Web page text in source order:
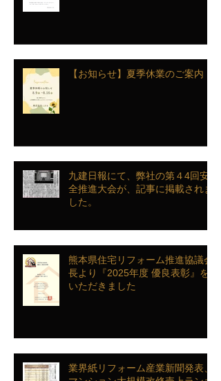
【お知らせ】夏季休業のご案内
九建日報にて、弊社の第４4回安
全推進大会が、記事に掲載されま
した。
熊本県住宅リフォーム推進協議会
長より『2025年度 優良表彰』を
いただきました
業界紙リフォーム産業新聞発表、